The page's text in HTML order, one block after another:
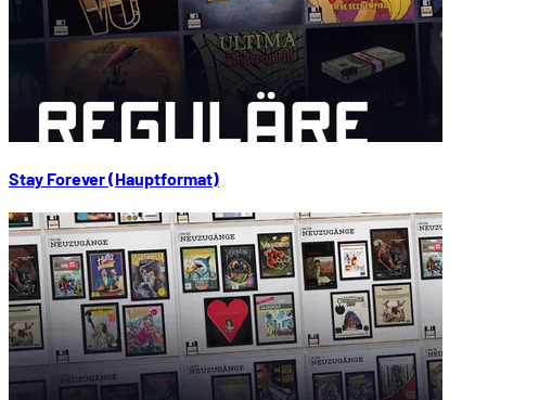
Stay Forever (Hauptformat)